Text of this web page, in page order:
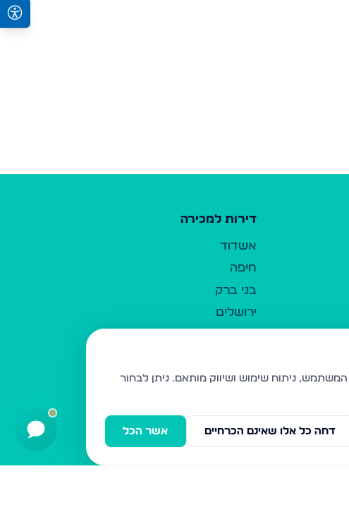
דירות למכירה
אשדוד
חיפה
בני ברק
ירושלים
בית שמש
ביתר עילית
ניתן לבחור
אשר הכל דחה כל אלו שאינם הכרחיים